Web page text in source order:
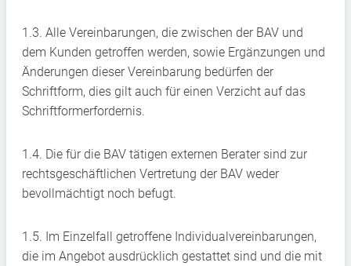
1.3. Alle Vereinbarungen, die zwischen der BAV und
dem Kunden getroffen werden, sowie Ergänzungen und
Änderungen dieser Vereinbarung bedürfen der
Schriftform, dies gilt auch für einen Verzicht auf das
Schriftformerfordernis.
1.4. Die für die BAV tätigen externen Berater sind zur
rechtsgeschäftlichen Vertretung der BAV weder
bevollmächtigt noch befugt.
1.5. Im Einzelfall getroffene Individualvereinbarungen,
die im Angebot ausdrücklich gestattet sind und die mit